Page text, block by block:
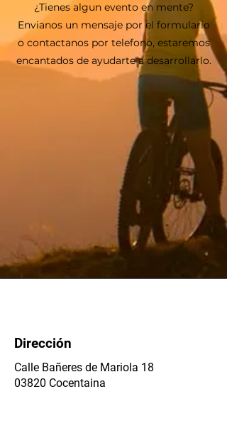
¿Tienes algun evento en mente?
Envianos un mensaje por el formulario
o contactanos por telefono, estaremos
encantados de ayudarte a desarrollarlo.
Dirección
​Calle Bañeres de Mariola 18
03820 Cocentaina